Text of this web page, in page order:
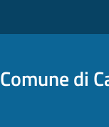
Comune di